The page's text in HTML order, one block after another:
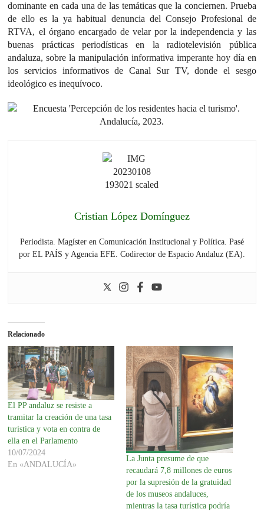
dominante en cada una de las temáticas que la conciernen. Prueba
de ello es la ya habitual denuncia del Consejo Profesional de
RTVA, el órgano encargado de velar por la independencia y las
buenas prácticas periodísticas en la radiotelevisión pública
andaluza, sobre la manipulación informativa imperante hoy día en
los servicios informativos de Canal Sur TV, donde el sesgo
ideológico es inequívoco.
Cristian López Domínguez
Periodista. Magíster en Comunicación Institucional y Política. Pasé
por EL PAÍS y Agencia EFE. Codirector de Espacio Andaluz (EA).
Relacionado
El PP andaluz se resiste a
tramitar la creación de una tasa
turística y vota en contra de
ella en el Parlamento
10/07/2024
En «ANDALUCÍA»
La Junta presume de que
recaudará 7,8 millones de euros
por la supresión de la gratuidad
de los museos andaluces,
mientras la tasa turística podría